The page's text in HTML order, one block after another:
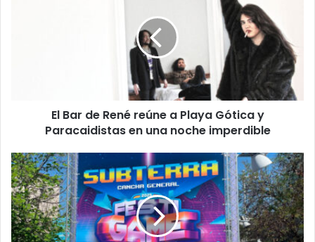
El Bar de René reúne a Playa Gótica y
Paracaidistas en una noche imperdible